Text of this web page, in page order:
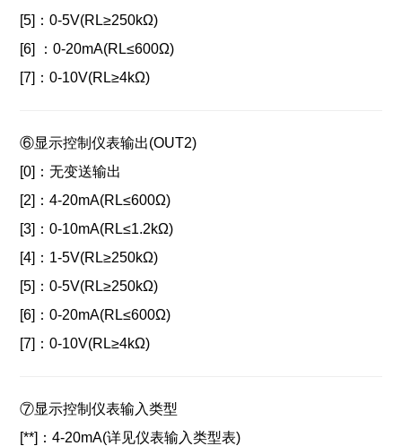
[5]：0-5V(RL≥250kΩ)
[6] ：0-20mA(RL≤600Ω)
[7]：0-10V(RL≥4kΩ)
⑥显示控制仪表输出(OUT2)
[0]：无变送输出
[2]：4-20mA(RL≤600Ω)
[3]：0-10mA(RL≤1.2kΩ)
[4]： 1-5V(RL≥250kΩ)
[5]：0-5V(RL≥250kΩ)
[6]：0-20mA(RL≤600Ω)
[7]：0-10V(RL≥4kΩ)
⑦显示控制仪表输入类型
[**]：4-20mA(详见仪表输入类型表)